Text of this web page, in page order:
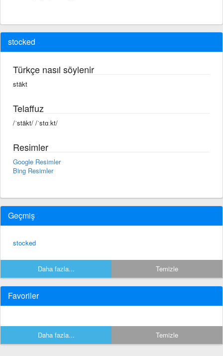
stocked
Türkçe nasıl söylenir
stäkt
Telaffuz
/ˈstäkt/ /ˈstɑːkt/
Resimler
Google Resimler
Bing Resimler
Geçmiş
stocked
Daha fazla... Temizle
Favoriler
Daha fazla... Temizle